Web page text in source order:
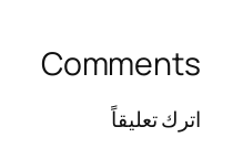
Comments
اترك تعليقاً